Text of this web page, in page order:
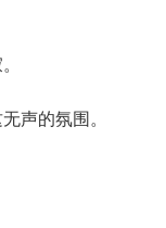
声的氛围。